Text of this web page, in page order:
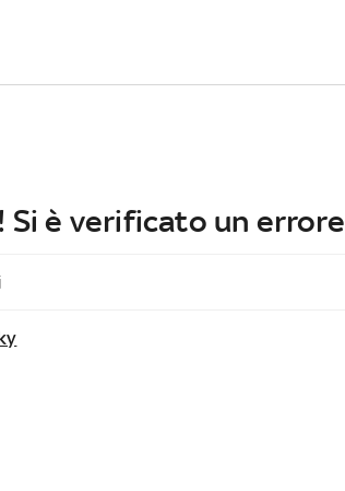
Si è verificato un errore